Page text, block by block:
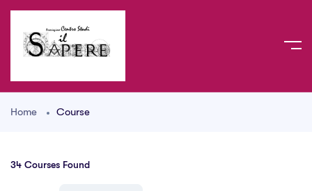
Home Course
34 Courses Found